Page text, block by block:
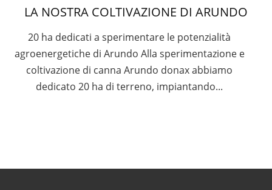
LA NOSTRA COLTIVAZIONE DI ARUNDO
20 ha dedicati a sperimentare le potenzialità
agroenergetiche di Arundo Alla sperimentazione e
coltivazione di canna Arundo donax abbiamo
dedicato 20 ha di terreno, impiantando...